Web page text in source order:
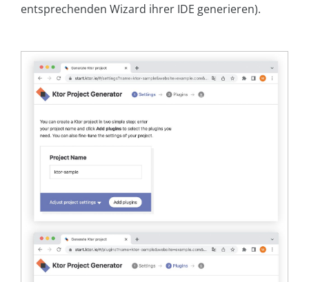
entsprechenden Wizard ihrer IDE generieren).